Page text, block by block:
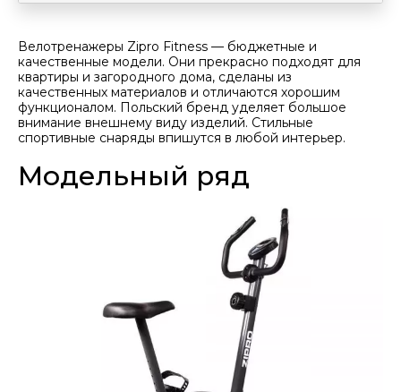
Велотренажеры Ziprо Fitness — бюджетные и
качественные модели. Они прекрасно подходят для
квартиры и загородного дома, сделаны из
качественных материалов и отличаются хорошим
функционалом. Польский бренд уделяет большое
внимание внешнему виду изделий. Стильные
спортивные снаряды впишутся в любой интерьер.
Модельный ряд